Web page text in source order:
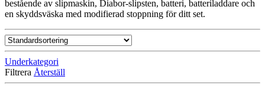
bestående av slipmaskin, Diabor-slipsten, batteri, batteriladdare och
en skyddsväska med modifierad stoppning för ditt set.
Underkategori
Filtrera Återställ